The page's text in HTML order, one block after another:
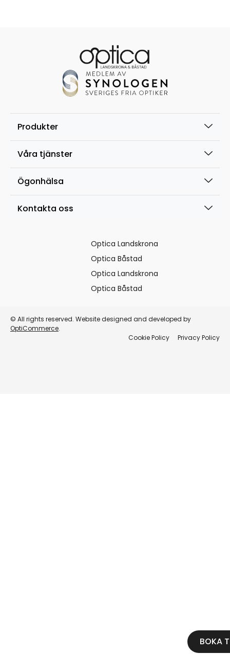
Produkter
Våra tjänster
Ögonhälsa
Kontakta oss
Optica Landskrona
Optica Båstad
Optica Landskrona
Optica Båstad
© All rights reserved. Website designed and developed by
OptiCommerce.
Cookie Policy
Privacy Policy
BOKA